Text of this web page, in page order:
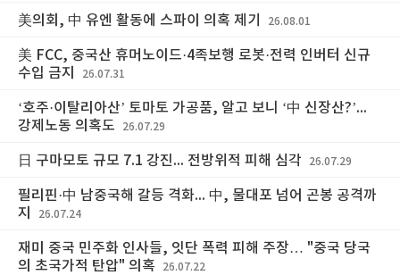
美의회, 中 유엔 활동에 스파이 의혹 제기 26.08.01
美 FCC, 중국산 휴머노이드·4족보행 로봇·전력 인버터 신규
수입 금지
26.07.31
‘호주·이탈리아산’ 토마토 가공품, 알고 보니 ‘中 신장산?’...
강제노동 의혹도
26.07.29
日 구마모토 규모 7.1 강진... 전방위적 피해 심각 26.07.29
필리핀·中 남중국해 갈등 격화... 中, 물대포 넘어 곤봉 공격까
지
26.07.24
재미 중국 민주화 인사들, 잇단 폭력 피해 주장… "중국 당국
의 초국가적 탄압" 의혹
26.07.22